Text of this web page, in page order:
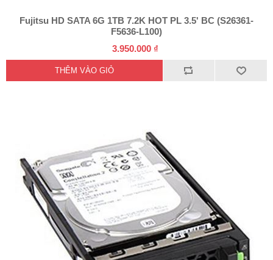
Fujitsu HD SATA 6G 1TB 7.2K HOT PL 3.5' BC (S26361-
F5636-L100)
3.950.000 ₫